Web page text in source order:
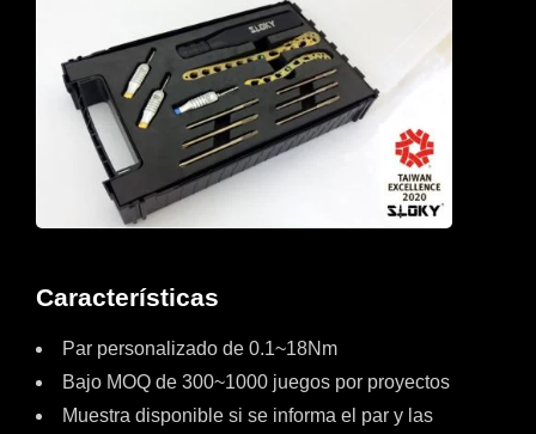
Características
Par personalizado de 0.1~18Nm
Bajo MOQ de 300~1000 juegos por proyectos
Muestra disponible si se informa el par y las